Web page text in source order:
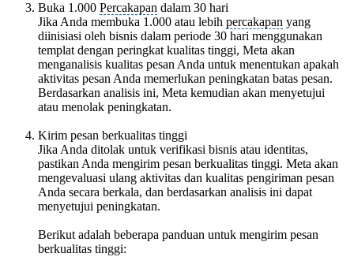
Buka 1.000 Percakapan dalam 30 hari
Jika Anda membuka 1.000 atau lebih percakapan yang
diinisiasi oleh bisnis dalam periode 30 hari menggunakan
templat dengan peringkat kualitas tinggi, Meta akan
menganalisis kualitas pesan Anda untuk menentukan apakah
aktivitas pesan Anda memerlukan peningkatan batas pesan.
Berdasarkan analisis ini, Meta kemudian akan menyetujui
atau menolak peningkatan.
Kirim pesan berkualitas tinggi
Jika Anda ditolak untuk verifikasi bisnis atau identitas,
pastikan Anda mengirim pesan berkualitas tinggi. Meta akan
mengevaluasi ulang aktivitas dan kualitas pengiriman pesan
Anda secara berkala, dan berdasarkan analisis ini dapat
menyetujui peningkatan.
Berikut adalah beberapa panduan untuk mengirim pesan
berkualitas tinggi: